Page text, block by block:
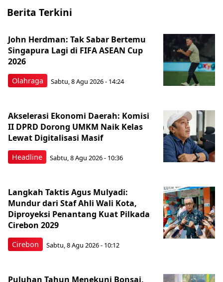
Berita Terkini
Olahraga
John Herdman: Tak Sabar Bertemu
Singapura Lagi di FIFA ASEAN Cup
2026
Sabtu, 8 Agu 2026 - 14:24
Headline
Akselerasi Ekonomi Daerah: Komisi
II DPRD Dorong UMKM Naik Kelas
Lewat Digitalisasi Masif
Sabtu, 8 Agu 2026 - 10:36
Cirebon
Langkah Taktis Agus Mulyadi:
Mundur dari Staf Ahli Wali Kota,
Diproyeksi Penantang Kuat Pilkada
Cirebon 2029
Sabtu, 8 Agu 2026 - 10:12
Puluhan Tahun Menekuni Bonsai,